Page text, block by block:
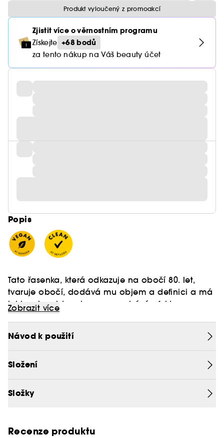
Produkt vyloučený z promoakcí
Zjistit více o věrnostním programu
Získejte +68 bodů
za tento nákup na Váš beauty účet
Popis
Tato řasenka, která odkazuje na obočí 80. let,
tvaruje obočí, dodává mu objem a definici a má
lehkou konzistenci a nezanechává efekt
vytvářel efekt lepkavosti nebo zanechával zbytky.
Vegan :Produkty bez složek živočišného původu.
Chcete-li se dozvědět více o programu Clean at
Sephora, kliknětezde
Zobrazit více
Návod k použití
Složení
Složky
Recenze produktu